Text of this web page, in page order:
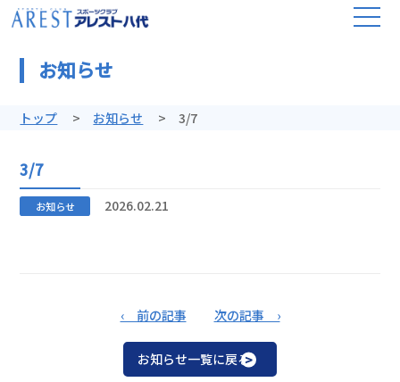
お知らせ
トップ お知らせ 3/7
3/7
お知らせ 2026.02.21
‹ 前の記事 次の記事 ›
お知らせ一覧に戻る